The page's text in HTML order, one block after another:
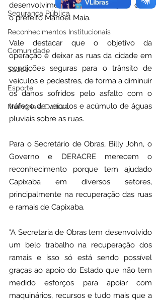
Segurança Pública
Reconhecimentos Institucionais
Comunidade
Saúde
Esporte
Memória e Cultura
desenvolvimento e reconstrução," disse
o prefeito Manoel Maia.
Vale destacar que o objetivo da
operação é deixar as ruas da cidade em
condições seguras para o trânsito de
veículos e pedestres, de forma a diminuir
os danos sofridos pelo asfalto com o
tráfego de veículos e acúmulo de águas
pluviais sobre as ruas.
Para o Secretário de Obras, Billy John, o
Governo e DERACRE merecem o
reconhecimento porque tem ajudado
Capixaba em diversos setores,
principalmente na recuperação das ruas
e ramais de Capixaba.
"A Secretaria de Obras tem desenvolvido
um belo trabalho na recuperação dos
ramais e isso só está sendo possível
graças ao apoio do Estado que não tem
medido esforços para apoiar com
maquinários, recursos e tudo mais que a